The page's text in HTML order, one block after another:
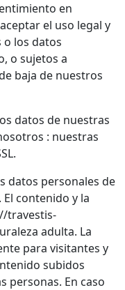
en
el uso legal y
o los datos
o sujetos a
baja de nuestros
datos de nuestras
: nuestras
datos personales de
contenido y la
travestis-
adulta. La
para visitantes y
subidos
personas. En caso